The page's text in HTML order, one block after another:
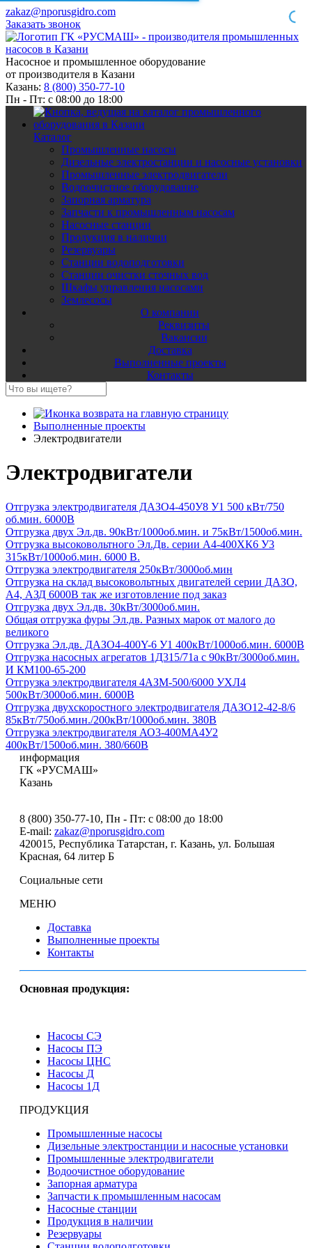
zakaz@nporusgidro.com
Заказать звонок
Насосное и промышленное оборудование
от производителя в Казани
Казань: 8 (800) 350-77-10
Пн - Пт: с 08:00 до 18:00
Каталог
Промышленные насосы
Дизельные электростанции и насосные установки
Промышленные электродвигатели
Водоочистное оборудование
Запорная арматура
Запчасти к промышленным насосам
Насосные станции
Продукция в наличии
Резервуары
Станции водоподготовки
Станции очистки сточных вод
Шкафы управления насосами
Землесосы
О компании
Реквизиты
Вакансии
Доставка
Выполненные проекты
Контакты
Выполненные проекты
Электродвигатели
Электродвигатели
Отгрузка электродвигателя ДАЗО4-450У8 У1 500 кВт/750
об.мин. 6000В
Отгрузка двух Эл.дв. 90кВт/1000об.мин. и 75кВт/1500об.мин.
Отгрузка высоковольтного Эл.Дв. серии А4-400ХК6 У3
315кВт/1000об.мин. 6000 В.
Отгрузка электродвигателя 250кВт/3000об.мин
Отгрузка на склад высоковольтных двигателей серии ДАЗО,
А4, АЗД 6000В так же изготовление под заказ
Отгрузка двух Эл.дв. 30кВт/3000об.мин.
Общая отгрузка фуры Эл.дв. Разных марок от малого до
великого
Отгрузка Эл.дв. ДАЗО4-400Y-6 У1 400кВт/1000об.мин. 6000В
Отгрузка насосных агрегатов 1Д315/71а с 90кВт/3000об.мин.
И КМ100-65-200
Отгрузка электродвигателя 4АЗМ-500/6000 УХЛ4
500кВт/3000об.мин. 6000В
Отгрузка двухскоростного электродвигателя ДАЗО12-42-8/6
85кВт/750об.мин./200кВт/1000об.мин. 380В
Отгрузка электродвигателя АО3-400МА4У2
400кВт/1500об.мин. 380/660В
информация
ГК «РУСМАШ»
Казань
8 (800) 350-77-10, Пн - Пт: с 08:00 до 18:00
E-mail: zakaz@nporusgidro.com
420015, Республика Татарстан, г. Казань, ул. Большая
Красная, 64 литер Б
Социальные сети
МЕНЮ
Доставка
Выполненные проекты
Контакты
Основная продукция:
Насосы СЭ
Насосы ПЭ
Насосы ЦНС
Насосы Д
Насосы 1Д
ПРОДУКЦИЯ
Промышленные насосы
Дизельные электростанции и насосные установки
Промышленные электродвигатели
Водоочистное оборудование
Запорная арматура
Запчасти к промышленным насосам
Насосные станции
Продукция в наличии
Резервуары